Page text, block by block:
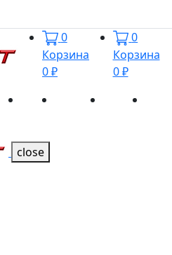
0
Корзина
0 ₽
0
Корзина
0 ₽
Акции Новинки
close